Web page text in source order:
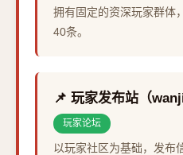
拥有固定的资深玩家群体
40条。
📌 玩家发布站（
玩家论坛
以玩家社区为基础，发布